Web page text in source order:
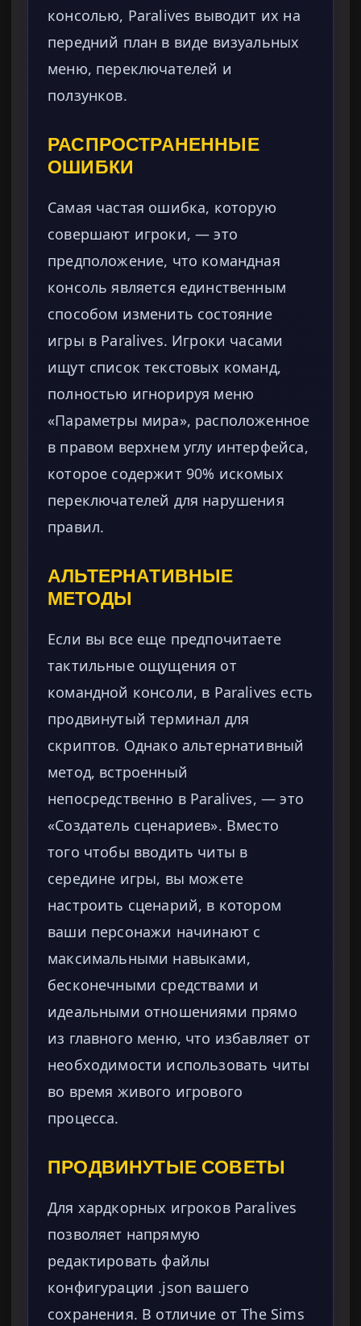
консолью, Paralives выводит их на
передний план в виде визуальных
меню, переключателей и
ползунков.
РАСПРОСТРАНЕННЫЕ
ОШИБКИ
Самая частая ошибка, которую
совершают игроки, — это
предположение, что командная
консоль является единственным
способом изменить состояние
игры в Paralives. Игроки часами
ищут список текстовых команд,
полностью игнорируя меню
«Параметры мира», расположенное
в правом верхнем углу интерфейса,
которое содержит 90% искомых
переключателей для нарушения
правил.
АЛЬТЕРНАТИВНЫЕ
МЕТОДЫ
Если вы все еще предпочитаете
тактильные ощущения от
командной консоли, в Paralives есть
продвинутый терминал для
скриптов. Однако альтернативный
метод, встроенный
непосредственно в Paralives, — это
«Создатель сценариев». Вместо
того чтобы вводить читы в
середине игры, вы можете
настроить сценарий, в котором
ваши персонажи начинают с
максимальными навыками,
бесконечными средствами и
идеальными отношениями прямо
из главного меню, что избавляет от
необходимости использовать читы
во время живого игрового
процесса.
ПРОДВИНУТЫЕ СОВЕТЫ
Для хардкорных игроков Paralives
позволяет напрямую
редактировать файлы
конфигурации .json вашего
сохранения. В отличие от The Sims